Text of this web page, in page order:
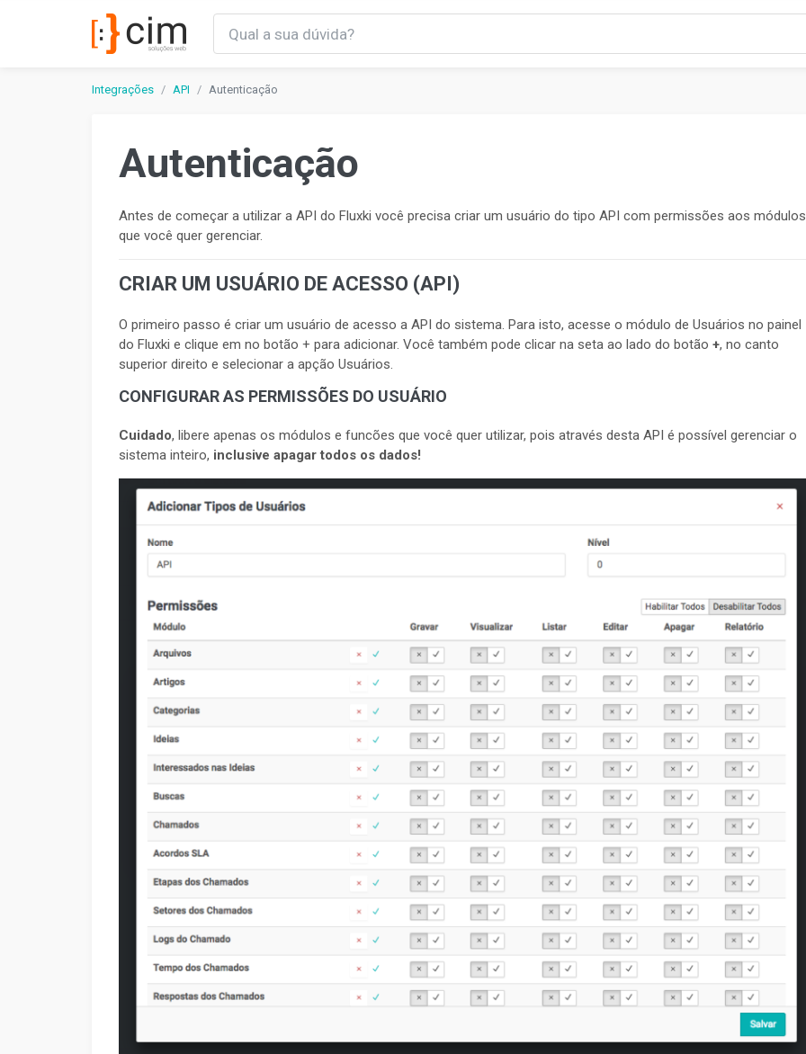
Integrações API Autenticação
Autenticação
Antes de começar a utilizar a API do Fluxki você precisa criar um usuário do tipo API com permissões aos módulos
que você quer gerenciar.
CRIAR UM USUÁRIO DE ACESSO (API)
O primeiro passo é criar um usuário de acesso a API do sistema. Para isto, acesse o módulo de Usuários no painel
do Fluxki e clique em no botão + para adicionar. Você também pode clicar na seta ao lado do botão +, no canto
superior direito e selecionar a apção Usuários.
CONFIGURAR AS PERMISSÕES DO USUÁRIO
Cuidado, libere apenas os módulos e funcões que você quer utilizar, pois através desta API é possível gerenciar o
sistema inteiro, inclusive apagar todos os dados!